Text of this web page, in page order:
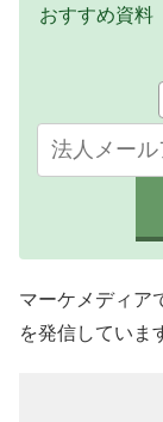
おすすめ資料
マーケメディア
を発信していま